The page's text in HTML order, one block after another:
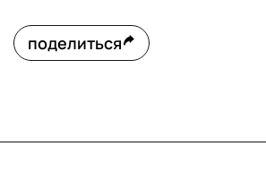
поделиться